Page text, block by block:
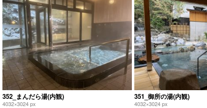
352_まんだら湯(内観)
4032×3024 px
351_御所の湯(内観)
4032×3024 px